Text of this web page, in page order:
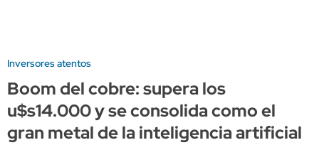
Inversores atentos
Boom del cobre: supera los
u$s14.000 y se consolida como el
gran metal de la inteligencia artificial